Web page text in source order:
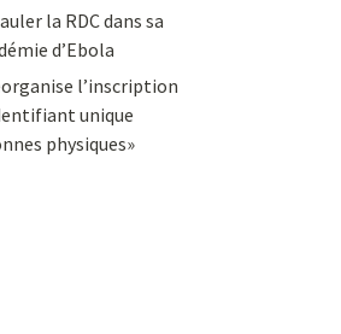
la RDC dans sa
d’Ebola
l’inscription
unique
physiques»